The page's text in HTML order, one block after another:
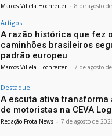
Marcos Villela Hochreiter - 8 de agosto
Artigos
A razão histórica que fez
caminhões brasileiros
padrão europeu
Marcos Villela Hochreiter - 7 de agosto
Destaque
A escuta ativa transforma
de motoristas na CEVA
Redação Frota News - 7 de agosto de